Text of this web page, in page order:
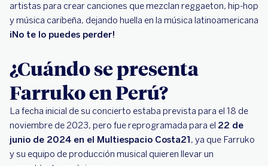
artistas para crear canciones que mezclan reggaeton, hip-hop
y música caribeña, dejando huella en la música latinoamericana
¡No te lo puedes perder!
¿Cuándo se presenta
Farruko en Perú?
La fecha inicial de su concierto estaba prevista para el 18 de
noviembre de 2023, pero fue reprogramada para el 22 de
junio de 2024 en el Multiespacio Costa21, ya que Farruko
y su equipo de producción musical quieren llevar un